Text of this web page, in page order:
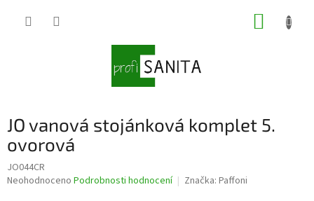
JO vanová stojánková komplet 5.
ovorová
JO044CR
Průměrné
Neohodnoceno Podrobnosti hodnocení Značka: Paffoni